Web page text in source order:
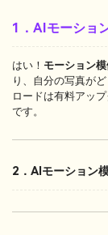
1．AIモーショ
はい！ モーション
り、自分の写真が
ロードは有料アッ
です。
2．AIモーション